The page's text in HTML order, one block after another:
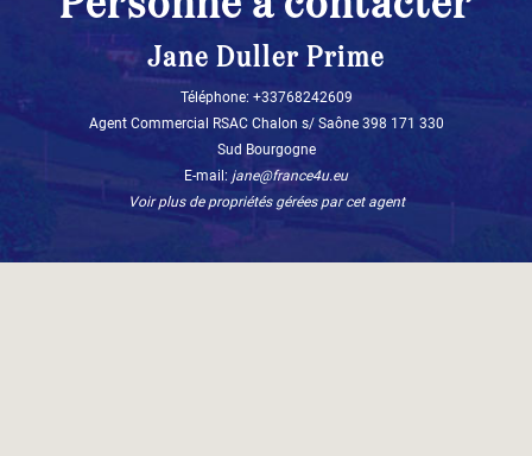
Jane Duller Prime
Téléphone: +33768242609
Agent Commercial RSAC Chalon s/ Saône 398 171 330
Sud Bourgogne
E-mail: jane@france4u.eu
Voir plus de propriétés gérées par cet agent